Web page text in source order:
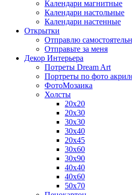
Календари магнитные
Календари настольные
Календари настенные
Открытки
Отправлю
Отправьте за меня
Декор Интерьера
Потреты Dream Art
Портреты по фото
ФотоМозаика
Холсты
20х20
20х30
30х30
30х40
20х45
30х60
30х90
40х40
40х60
50х70